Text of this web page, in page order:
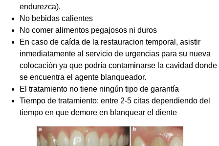
endurezca).
No bebidas calientes
No comer alimentos pegajosos ni duros
En caso de caída de la restauracion temporal, asistir
inmediatamente al servicio de urgencias para su nueva
colocación ya que podría contaminarse la cavidad donde
se encuentra el agente blanqueador.
El tratamiento no tiene ningún tipo de garantía
Tiempo de tratamiento: entre 2-5 citas dependiendo del
tiempo en que demore en blanquear el diente